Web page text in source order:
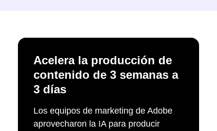
Acelera la producción de
contenido de 3 semanas a
3 días
Los equipos de marketing de Adobe
aprovecharon la IA para producir